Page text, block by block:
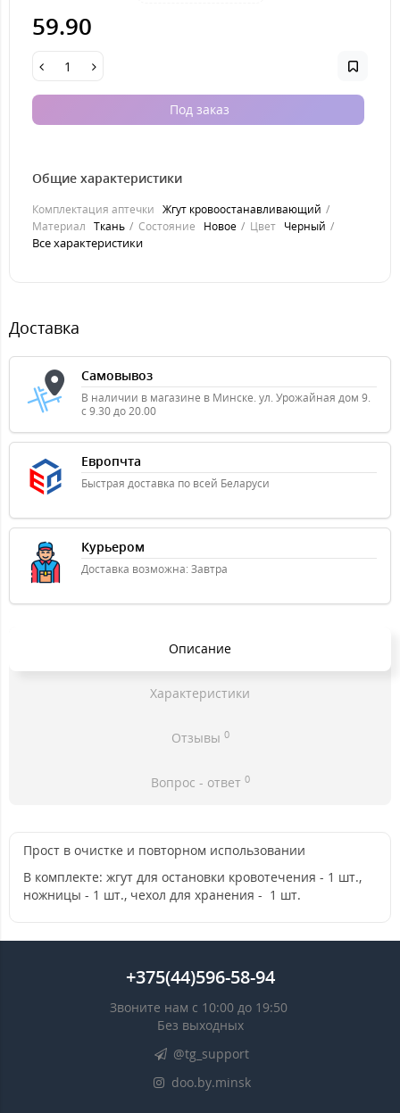
59.90
Под заказ
Общие характеристики
Комплектация аптечки Жгут кровоостанавливающий
Материал Ткань Состояние Новое Цвет Черный
Все характеристики
Доставка
Самовывоз
В наличии в магазине в Минске. ул. Урожайная дом 9.
с 9.30 до 20.00
Европчта
Быстрая доставка по всей Беларуси
Курьером
Доставка возможна: Завтра
Описание
Характеристики
Отзывы 0
Вопрос - ответ 0
Прост в очистке и повторном использовании
В комплекте: жгут для остановки кровотечения - 1 шт.,
ножницы - 1 шт., чехол для хранения - 1 шт.
+375(44)596-58-94
Звоните нам с 10:00 до 19:50
Без выходных
@tg_support
doo.by.minsk